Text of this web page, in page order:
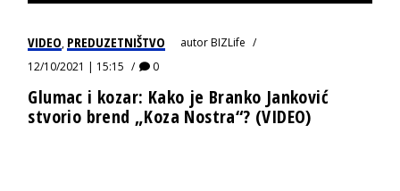
VIDEO, PREDUZETNIŠTVO autorBIZLife
12/10/2021 | 15:15
0
Glumac i kozar: Kako je Branko Janković
stvorio brend „Koza Nostra“? (VIDEO)